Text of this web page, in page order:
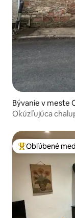
Bývanie v meste
Okúzľujúca
Najobľúbenejšie
Obľúbené